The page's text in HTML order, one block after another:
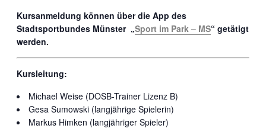
Kursanmeldung können über die App des
Stadtsportbundes Münster „Sport im Park – MS“ getätigt
werden.
Kursleitung:
Michael Weise (DOSB-Trainer Lizenz B)
Gesa Sumowski (langjährige Spielerin)
Markus Himken (langjähriger Spieler)